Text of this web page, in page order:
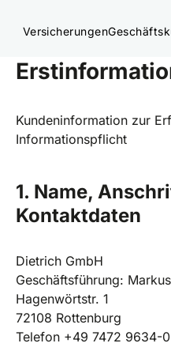
Versicherungen
Kundeninformation zur
Informationspflicht
1. Name,
Kontaktdaten
Dietrich GmbH
Geschäftsführung:
Hagenwörtstr. 1
72108 Rottenburg
Telefon +49 7472 9634-0